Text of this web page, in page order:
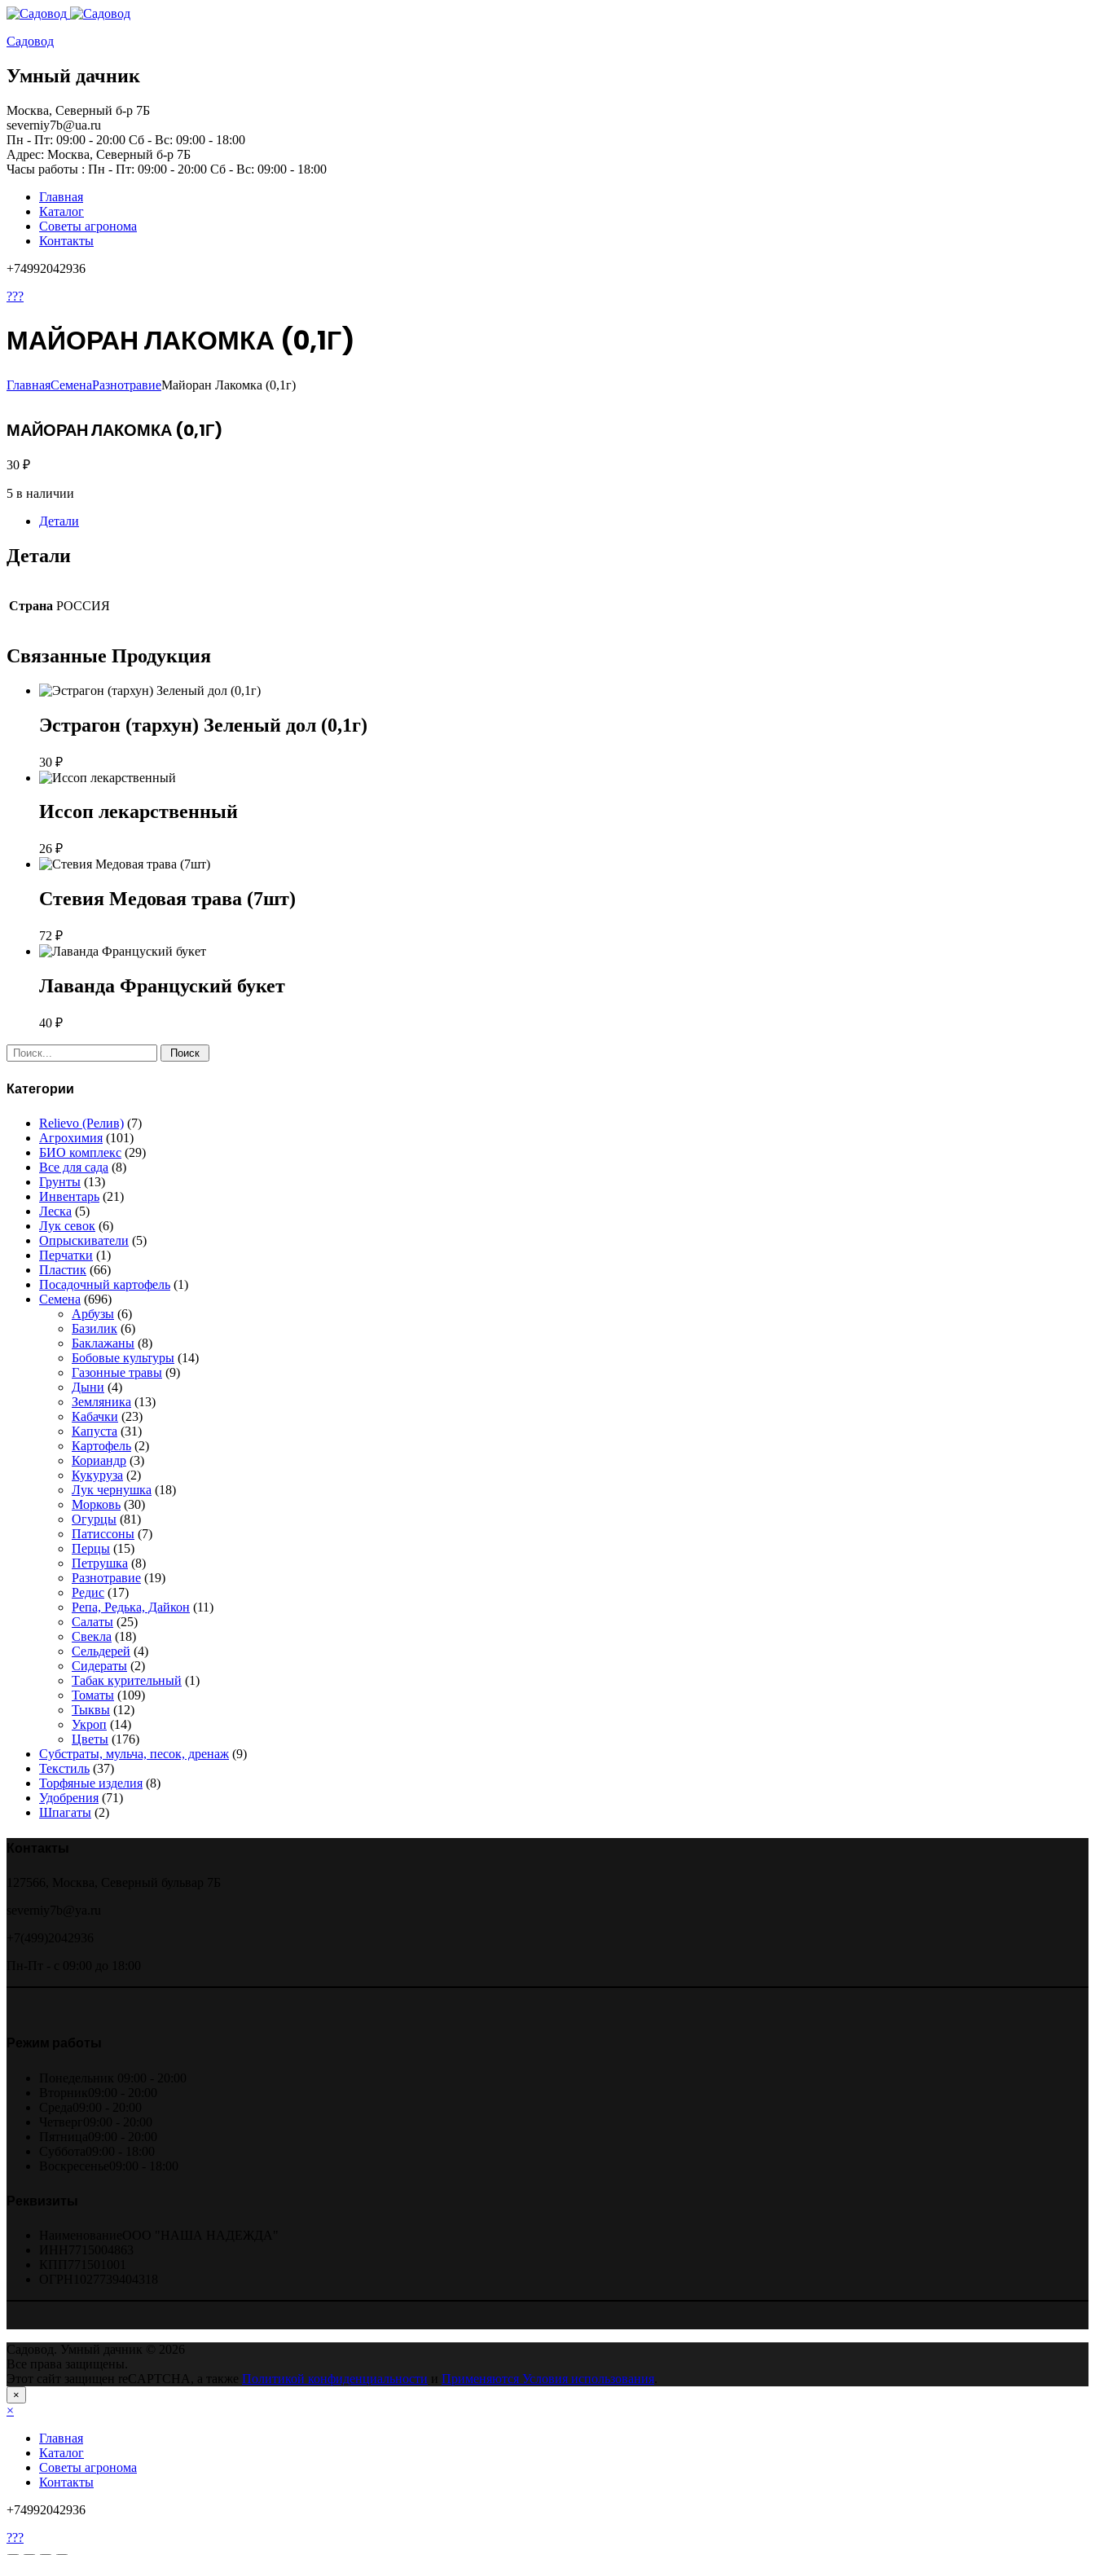
Садовод
Умный дачник
Москва, Северный б-р 7Б
severniy7b@ua.ru
Пн - Пт: 09:00 - 20:00 Сб - Вс: 09:00 - 18:00
Адрес: Москва, Северный б-р 7Б
Часы работы : Пн - Пт: 09:00 - 20:00 Сб - Вс: 09:00 - 18:00
Главная
Каталог
Советы агронома
Контакты
+74992042936
???
МАЙОРАН ЛАКОМКА (0,1Г)
ГлавнаяСеменаРазнотравиеМайоран Лакомка (0,1г)
МАЙОРАН ЛАКОМКА (0,1Г)
30 ₽
5 в наличии
Детали
Детали
Страна РОССИЯ
Связанные Продукция
Эстрагон (тархун) Зеленый дол (0,1г)
30 ₽
Иссоп лекарственный
26 ₽
Стевия Медовая трава (7шт)
72 ₽
Лаванда Француский букет
40 ₽
Поиск:
Категории
Relievo (Релив) (7)
Агрохимия (101)
БИО комплекс (29)
Все для сада (8)
Грунты (13)
Инвентарь (21)
Леска (5)
Лук севок (6)
Опрыскиватели (5)
Перчатки (1)
Пластик (66)
Посадочный картофель (1)
Семена (696)
Арбузы (6)
Базилик (6)
Баклажаны (8)
Бобовые культуры (14)
Газонные травы (9)
Дыни (4)
Земляника (13)
Кабачки (23)
Капуста (31)
Картофель (2)
Кориандр (3)
Кукуруза (2)
Лук чернушка (18)
Морковь (30)
Огурцы (81)
Патиссоны (7)
Перцы (15)
Петрушка (8)
Разнотравие (19)
Редис (17)
Репа, Редька, Дайкон (11)
Салаты (25)
Свекла (18)
Сельдерей (4)
Сидераты (2)
Табак курительный (1)
Томаты (109)
Тыквы (12)
Укроп (14)
Цветы (176)
Субстраты, мульча, песок, дренаж (9)
Текстиль (37)
Торфяные изделия (8)
Удобрения (71)
Шпагаты (2)
Садовод. Умный дачник © 2026
Все права защищены.
Этот сайт защищен reCAPTCHA, а также Политикой конфиденциальности и Применяются Условия использования
×
×
Главная
Каталог
Советы агронома
Контакты
+74992042936
???